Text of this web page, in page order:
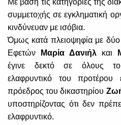
Με βάση τις κατηγορίες της
συμμετοχής σε εγκληματική
κινδύνευαν με ισόβια.
Όμως κατά πλειοψηφία με
Εφετών
Μαρία Δανιήλ και
έγινε δεκτό σε όλους
ελαφρυντικό του προτέρου
πρόεδρος του δικαστηρίου
υποστηρίζοντας ότι δεν
ελαφρυντικό.